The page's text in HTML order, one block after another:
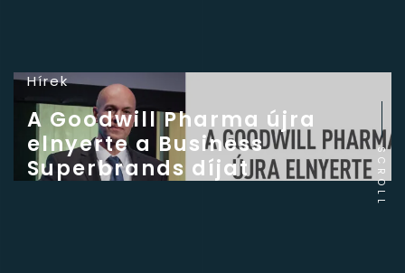
Hírek
A Goodwill Pharma újra
elnyerte a Business
Superbrands díjat
SCROLL